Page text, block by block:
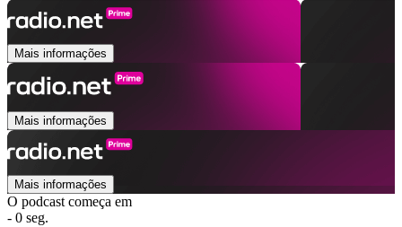
Mais informações
Mais informações
Mais informações
O podcast começa em
- 0 seg.